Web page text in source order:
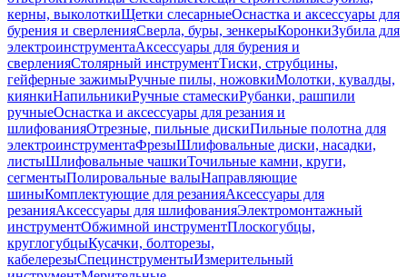
керны, выколоткиЩетки слесарныеОснастка и аксессуары для
бурения и сверленияСверла, буры, зенкерыКоронкиЗубила для
электроинструментаАксессуары для бурения и
сверленияСтолярный инструментТиски, струбцины,
гейферные зажимыРучные пилы, ножовкиМолотки, кувалды,
киянкиНапильникиРучные стамескиРубанки, рашпили
ручныеОснастка и аксессуары для резания и
шлифованияОтрезные, пильные дискиПильные полотна для
электроинструментаФрезыШлифовальные диски, насадки,
листыШлифовальные чашкиТочильные камни, круги,
сегментыПолировальные валыНаправляющие
шиныКомплектующие для резанияАксессуары для
резанияАксессуары для шлифованияЭлектромонтажный
инструментОбжимной инструментПлоскогубцы,
круглогубцыКусачки, болторезы,
кабелерезыСпецинструментыИзмерительный